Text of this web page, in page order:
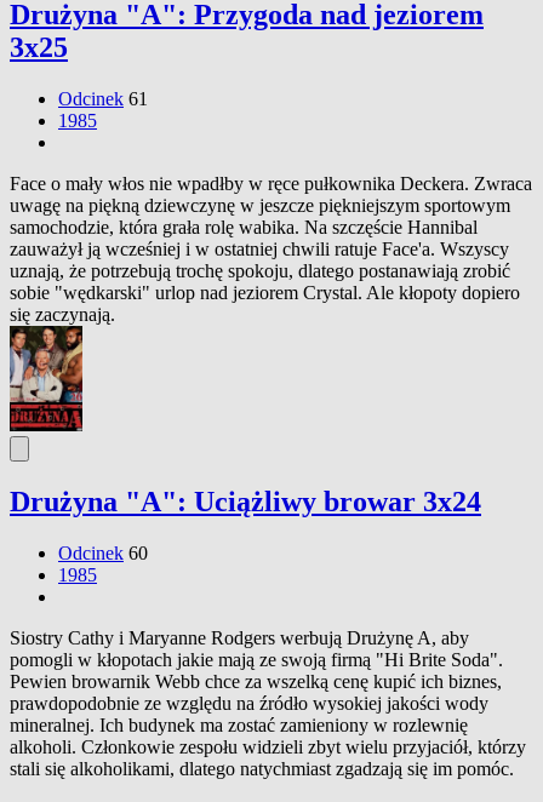
Drużyna "A": Przygoda nad jeziorem
3x25
Odcinek 61
1985
Face o mały włos nie wpadłby w ręce pułkownika Deckera. Zwraca
uwagę na piękną dziewczynę w jeszcze piękniejszym sportowym
samochodzie, która grała rolę wabika. Na szczęście Hannibal
zauważył ją wcześniej i w ostatniej chwili ratuje Face'a. Wszyscy
uznają, że potrzebują trochę spokoju, dlatego postanawiają zrobić
sobie "wędkarski" urlop nad jeziorem Crystal. Ale kłopoty dopiero
się zaczynają.
Drużyna "A": Uciążliwy browar 3x24
Odcinek 60
1985
Siostry Cathy i Maryanne Rodgers werbują Drużynę A, aby
pomogli w kłopotach jakie mają ze swoją firmą "Hi Brite Soda".
Pewien browarnik Webb chce za wszelką cenę kupić ich biznes,
prawdopodobnie ze względu na źródło wysokiej jakości wody
mineralnej. Ich budynek ma zostać zamieniony w rozlewnię
alkoholi. Członkowie zespołu widzieli zbyt wielu przyjaciół, którzy
stali się alkoholikami, dlatego natychmiast zgadzają się im pomóc.